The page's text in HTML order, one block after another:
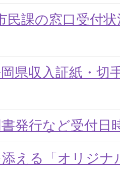
民課の窓口受付
県収入証紙・切
発行など受付日
える「オリジナ